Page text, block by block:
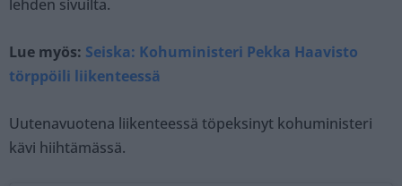
lehden sivuilta.
Lue myös: Seiska: Kohuministeri Pekka Haavisto
törppöili liikenteessä
Uutenavuotena liikenteessä töpeksinyt kohuministeri
kävi hiihtämässä.